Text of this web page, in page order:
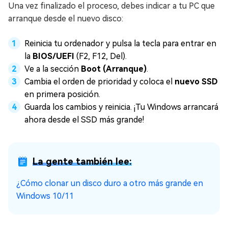
Una vez finalizado el proceso, debes indicar a tu PC que
arranque desde el nuevo disco:
Reinicia tu ordenador y pulsa la tecla para entrar en
la BIOS/UEFI (F2, F12, Del).
Ve a la sección Boot (Arranque).
Cambia el orden de prioridad y coloca el nuevo SSD
en primera posición.
Guarda los cambios y reinicia. ¡Tu Windows arrancará
ahora desde el SSD más grande!
La gente también lee:
¿Cómo clonar un disco duro a otro más grande en
Windows 10/11